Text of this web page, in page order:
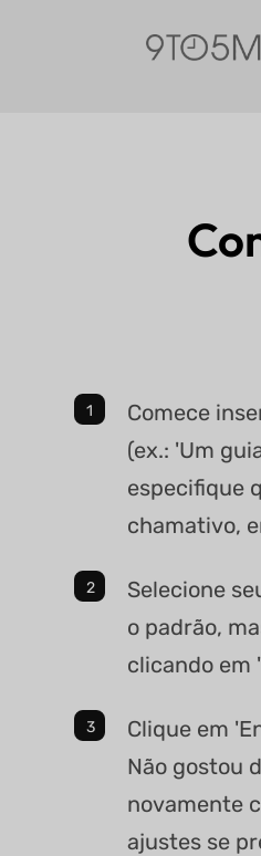
Comece
(ex.: 'Um
especifique
chamativo,
Selecione
o padrão,
clicando em
Clique em
Não gostou
novamente
ajustes se